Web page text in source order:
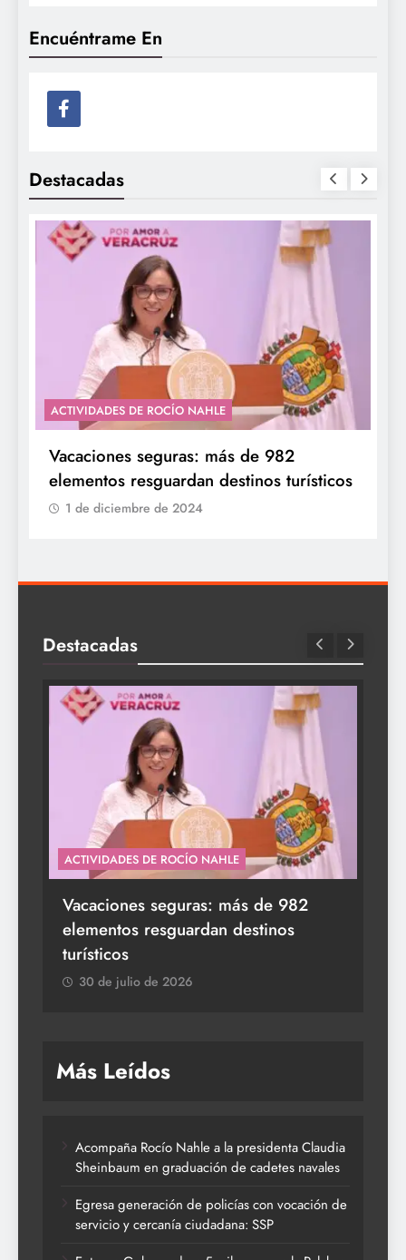
Encuéntrame En
Destacadas
ACTIVIDADES DE ROCÍO NAHLE
Vacaciones seguras: más de 982
elementos resguardan destinos turísticos
1 de diciembre de 2024
Destacadas
ACTIVIDADES DE ROCÍO NAHLE
Vacaciones seguras: más de 982
elementos resguardan destinos
turísticos
30 de julio de 2026
Más Leídos
Acompaña Rocío Nahle a la presidenta Claudia
Sheinbaum en graduación de cadetes navales
Egresa generación de policías con vocación de
servicio y cercanía ciudadana: SSP